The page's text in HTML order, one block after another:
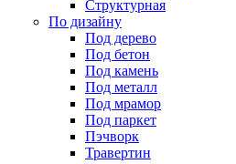
Структурная
По дизайну
Под дерево
Под бетон
Под камень
Под металл
Под мрамор
Под паркет
Пэчворк
Травертин